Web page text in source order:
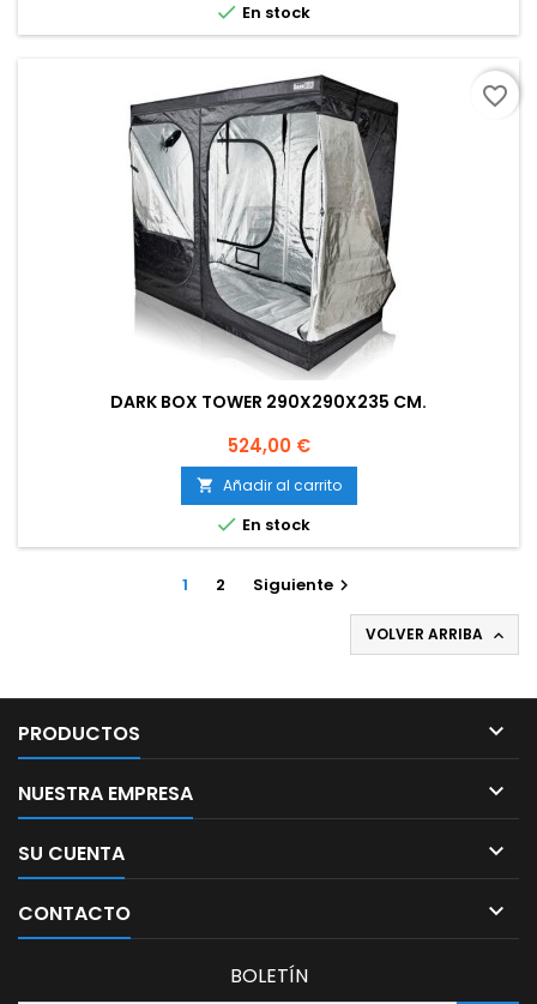
 En stock
DARK BOX TOWER 290X290X235 CM.
Precio
524,00 €
 Añadir al carrito
 En stock
favorite_border
1 2 Siguiente 
VOLVER ARRIBA 
PRODUCTOS 
NUESTRA EMPRESA 
SU CUENTA 
CONTACTO 
BOLETÍN